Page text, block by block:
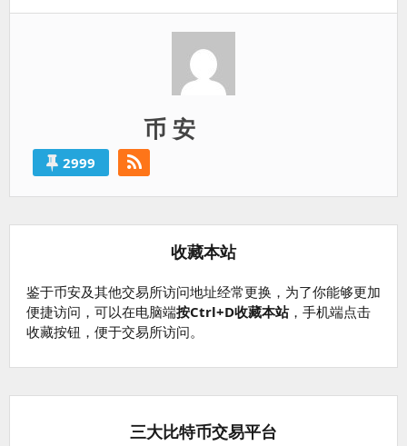
币 安
2999
收藏本站
鉴于币安及其他交易所访问地址经常更换，为了你能够更加
便捷访问，可以在电脑端按Ctrl+D收藏本站，手机端点击
收藏按钮，便于交易所访问。
三大比特币交易平台